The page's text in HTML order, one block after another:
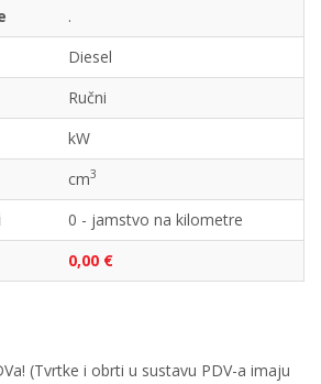
.
Diesel
Ručni
kW
cm3
0 - jamstvo na kilometre
0,00 €
(Tvrtke i obrti u sustavu PDV-a imaju